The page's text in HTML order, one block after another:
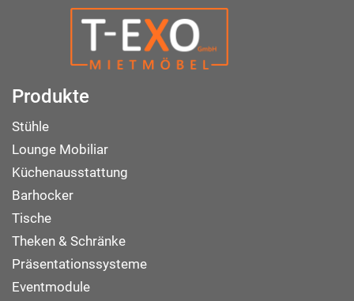
Produkte
Stühle
Lounge Mobiliar
Küchenausstattung
Barhocker
Tische
Theken & Schränke
Präsentationssysteme
Eventmodule